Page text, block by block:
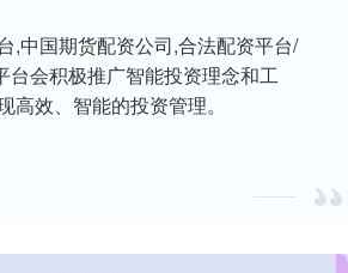
,中国期货配资公司,合法配资平台/
台会积极推广智能投资理念和工
高效、智能的投资管理。